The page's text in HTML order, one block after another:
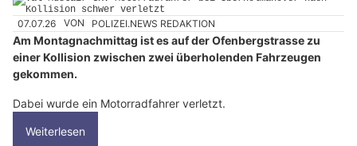
07.07.26 VON POLIZEI.NEWS REDAKTION
Am Montagnachmittag ist es auf der Ofenbergstrasse zu
einer Kollision zwischen zwei überholenden Fahrzeugen
gekommen.
Dabei wurde ein Motorradfahrer verletzt.
Weiterlesen